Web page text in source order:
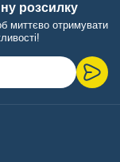
розсилку
миттєво отримувати